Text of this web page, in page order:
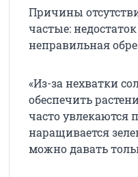
Причины
частые:
неправильная
«Из-за нехватки
обеспечить
часто увлекаются
наращивается
можно давать